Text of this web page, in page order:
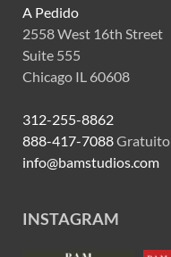
A Pedido
2558 West 16th Street
Suite 555
Chicago IL 60608
312-255-8862
888-417-7088Gratuito
info@bamstudios.com
INSTAGRAM